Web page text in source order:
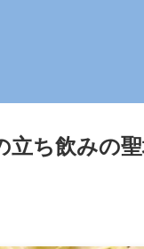
立ち飲み